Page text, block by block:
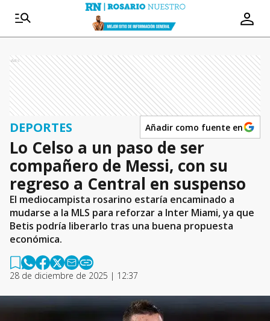
Ads
DEPORTES Añadir como fuente en
Lo Celso a un paso de ser
compañero de Messi, con su
regreso a Central en suspenso
El mediocampista rosarino estaría encaminado a
mudarse a la MLS para reforzar a Inter Miami, ya que
Betis podría liberarlo tras una buena propuesta
económica.
28 de diciembre de 2025 | 12:37